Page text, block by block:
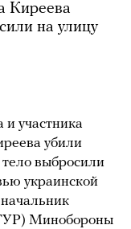
Киреева
на улицу
и участника
убили
тело выбросили
украинской
начальник
Минобороны